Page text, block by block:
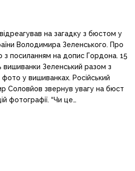
на загадку з бюстом у
Володимира Зеленського. Про
з посиланням на допис Гордона. 15
Зеленський разом з
у вишиванках. Російський
Соловйов звернув увагу на бюст
фотографії. “Чи це…